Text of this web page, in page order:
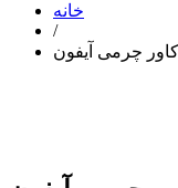
خانه
/